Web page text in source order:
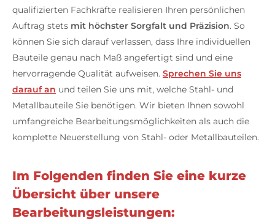
qualifizierten Fachkräfte realisieren Ihren persönlichen
Auftrag stets mit höchster Sorgfalt und Präzision. So
können Sie sich darauf verlassen, dass Ihre individuellen
Bauteile genau nach Maß angefertigt sind und eine
hervorragende Qualität aufweisen. Sprechen Sie uns
darauf an und teilen Sie uns mit, welche Stahl- und
Metallbauteile Sie benötigen. Wir bieten Ihnen sowohl
umfangreiche Bearbeitungsmöglichkeiten als auch die
komplette Neuerstellung von Stahl- oder Metallbauteilen.
Im Folgenden finden Sie eine kurze
Übersicht über unsere
Bearbeitungsleistungen: